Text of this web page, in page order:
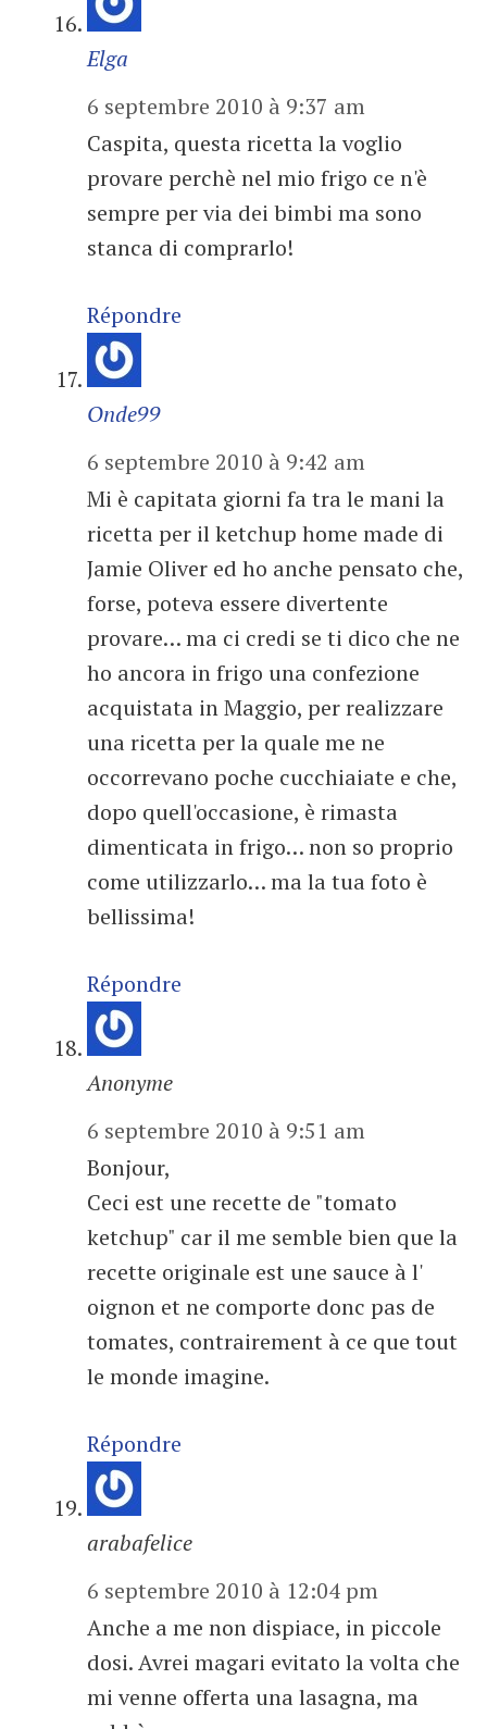
Elga
6 septembre 2010 à 9:37 am
Caspita, questa ricetta la voglio
provare perchè nel mio frigo ce n'è
sempre per via dei bimbi ma sono
stanca di comprarlo!
Répondre
Onde99
6 septembre 2010 à 9:42 am
Mi è capitata giorni fa tra le mani la
ricetta per il ketchup home made di
Jamie Oliver ed ho anche pensato che,
forse, poteva essere divertente
provare… ma ci credi se ti dico che ne
ho ancora in frigo una confezione
acquistata in Maggio, per realizzare
una ricetta per la quale me ne
occorrevano poche cucchiaiate e che,
dopo quell'occasione, è rimasta
dimenticata in frigo… non so proprio
come utilizzarlo… ma la tua foto è
bellissima!
Répondre
Anonyme
6 septembre 2010 à 9:51 am
Bonjour,
Ceci est une recette de "tomato
ketchup" car il me semble bien que la
recette originale est une sauce à l'
oignon et ne comporte donc pas de
tomates, contrairement à ce que tout
le monde imagine.
Répondre
arabafelice
6 septembre 2010 à 12:04 pm
Anche a me non dispiace, in piccole
dosi. Avrei magari evitato la volta che
mi venne offerta una lasagna, ma